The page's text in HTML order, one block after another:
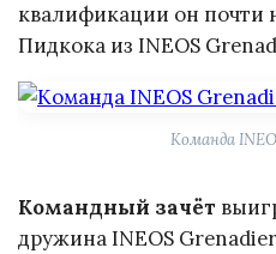
квалификации он почти
Пидкока из INEOS
Команда
Командный зачёт
дружина INEOS